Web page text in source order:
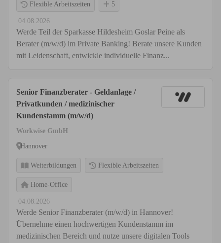
Flexible Arbeitszeiten 5
04.08.2026
Werde Teil der Sparkasse Hildesheim Goslar Peine als
Berater (m/w/d) im Private Banking! Berate unsere Kunden
mit Leidenschaft, entwickle individuelle Finanz...
Senior Finanzberater - Geldanlage /
Privatkunden / medizinischer
Kundenstamm (m/w/d)
Workwise GmbH
Hannover
Weiterbildungen Flexible Arbeitszeiten
Home-Office
04.08.2026
Werde Senior Finanzberater (m/w/d) in Hannover!
Übernehme einen hochwertigen Kundenstamm im
medizinischen Bereich und nutze unsere digitalen Tools